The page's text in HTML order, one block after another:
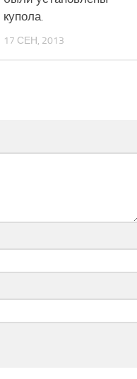
купола.
17 СЕН, 2013